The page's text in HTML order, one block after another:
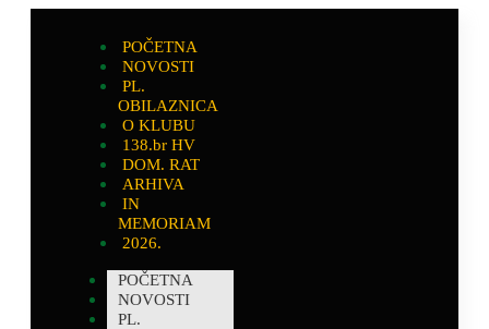
POČETNA
NOVOSTI
PL.
OBILAZNICA
O KLUBU
138.br HV
DOM. RAT
ARHIVA
IN
MEMORIAM
2026.
POČETNA
NOVOSTI
PL.